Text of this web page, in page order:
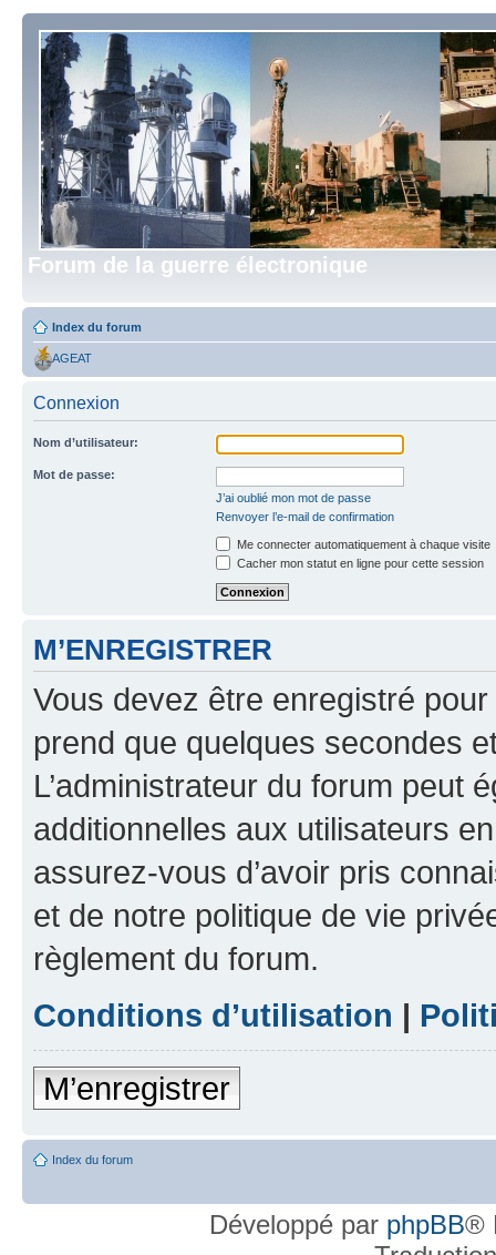
Forum de la guerre électronique
Index du forum
AGEAT
Connexion
Nom d’utilisateur:
Mot de passe:
J’ai oublié mon mot de passe
Renvoyer l’e-mail de confirmation
Me connecter automatiquement à chaque visite
Cacher mon statut en ligne pour cette session
M’ENREGISTRER
Vous devez être enregistré
prend que quelques secondes
L’administrateur du forum peut
additionnelles aux utilisateurs
assurez-vous d’avoir pris
et de notre politique de vie
règlement du forum.
Conditions d’utilisation |
M’enregistrer
Index du forum
Développé par phpBB®